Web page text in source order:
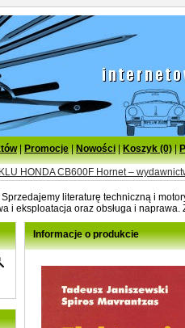
|Promocje|Nowości|Koszyk (0)|
HONDA CB600F Hornet –
Sprzedajemy literaturę techniczną i
i eksploatacja oraz obsługa i
Informacje o produkcie